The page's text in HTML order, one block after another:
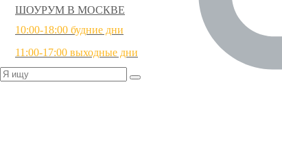
ШОУРУМ В МОСКВЕ
10:00-18:00 будние дни
11:00-17:00 выходные дни